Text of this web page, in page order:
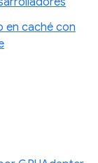
en caché con